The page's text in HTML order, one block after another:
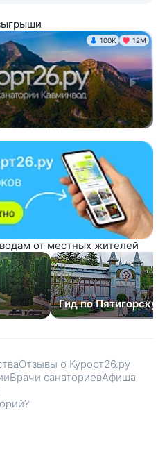
100K 12М
от местных жителей
Гид по Пятигорску
Отзывы о Курорт26.ру
Врачи санаториевАфиша